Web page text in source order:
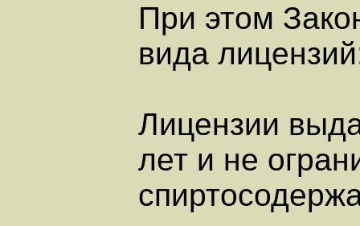
При этом
вида
Лицензии
лет и не